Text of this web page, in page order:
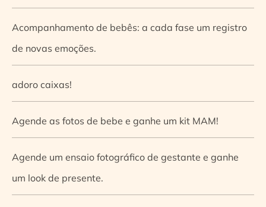
Acompanhamento de bebês: a cada fase um registro
de novas emoções.
adoro caixas!
Agende as fotos de bebe e ganhe um kit MAM!
Agende um ensaio fotográfico de gestante e ganhe
um look de presente.